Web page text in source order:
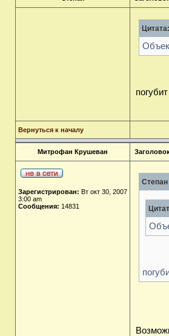
Цитата:
Вернуться к началу
Митрофан Крушеван
Зарегистрирован: Вт окт 30, 2007
3:00 am
Сообщения: 14831